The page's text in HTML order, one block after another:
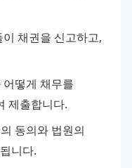
채권을 신고하고,
어떻게 채무를
제출합니다.
동의와 법원의
니다.